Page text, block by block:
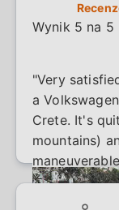
Wynik 5 na 5
"Very
a
Crete. It's
mountains)
sometimes
delivered to